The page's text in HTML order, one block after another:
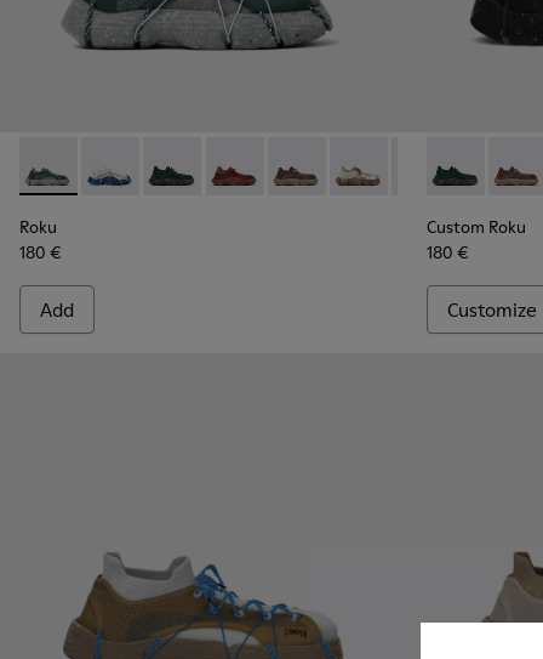
Roku - K100953-005 - Gray Sneaker for Men
Roku - K100953-014 - Multicolor Textile Sneakers
Roku - K100953-012 - Green Sneaker for Men
Roku - K100953-010 - Burgundy
Roku - K100953-009 - Brown/
Roku - K100953-008 -
Roku -Roku -
Roku
180 €
Add
Custom
Custom Roku
180 €
Customize